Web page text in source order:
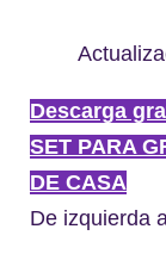
Descarga
SET PARA
DE CASA
De izquierda